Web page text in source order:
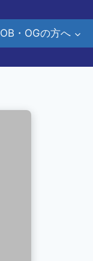
OB・OGの方へ